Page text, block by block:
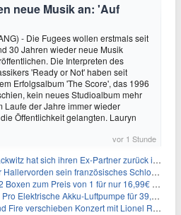
neue Musik an: 'Auf
- Die Fugees wollen erstmals seit
30 Jahren wieder neue Musik
Die Interpreten des
'Ready or Not' haben seit
Erfolgsalbum 'The Score', das 1996
kein neues Studioalbum mehr
Laufe der Jahre immer wieder
Öffentlichkeit gelangten. Lauryn
vor 1 Stunde
hat sich ihren Ex-Partner zurück ins Haus geholt
sein französisches Schloss verkaufen?
zum Preis von 1 für nur 16,99€ inkl. Versand
Elektrische Akku-Luftpumpe für 39,99€
Konzert mit Lionel Richie nach medizinischem Notfall